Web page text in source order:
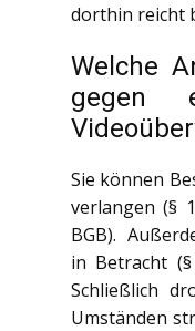
dorthin reicht
Welche
gegen
Sie können
verlangen (§
BGB).
in Betracht (§
Schließlich
Umständen